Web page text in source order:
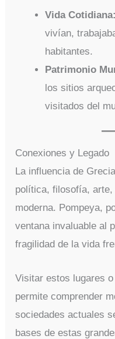
Vida Cotidiana:
vivían,
habitantes.
Patrimonio
los sitios
visitados del
Conexiones y Legado
La influencia de
política, filosofía,
moderna. Pompeya,
ventana invaluable al
fragilidad de la vida
Visitar estos lugares
permite comprender
sociedades actuales
bases de estas